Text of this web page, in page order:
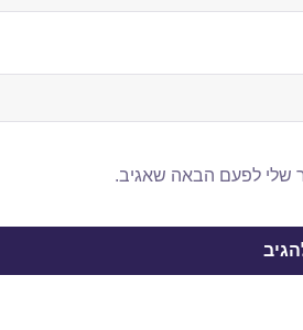
שלי לפעם הבאה שאגיב.